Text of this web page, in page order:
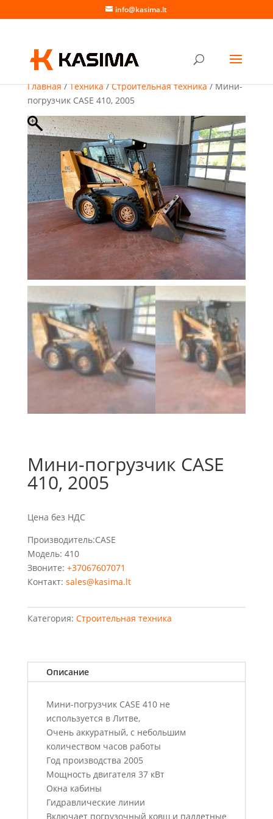
info@kasima.lt
Главная/Техника/Строительная техника/ Мини-
погрузчик CASE 410, 2005
Мини-погрузчик CASE
410, 2005
Цена без НДС
Производитель:CASE
Модель: 410
Звоните: +37067607071
Контакт: sales@kasima.lt
Категория: Строительная техника
Описание
Мини-погрузчик CASE 410 не
используется в Литве,
Очень аккуратный, с небольшим
количеством часов работы
Год производства 2005
Мощность двигателя 37 кВт
Окна кабины
Гидравлические линии
Включает погрузочный ковш и паллетные